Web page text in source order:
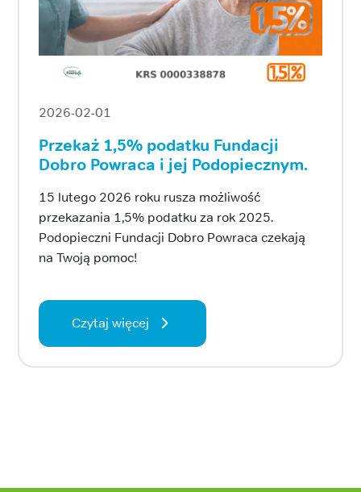
2026-02-01
Przekaż 1,5% podatku Fundacji
Dobro Powraca i jej Podopiecznym.
15 lutego 2026 roku rusza możliwość
przekazania 1,5% podatku za rok 2025.
Podopieczni Fundacji Dobro Powraca czekają
na Twoją pomoc!
Czytaj więcej